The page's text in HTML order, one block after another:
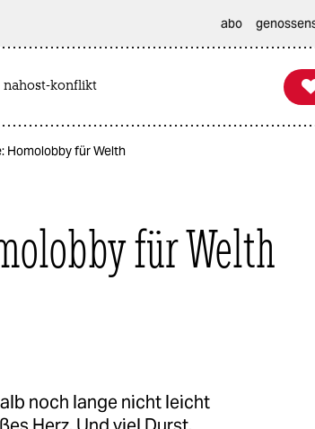
abo
nahost-konflikt
Homolobby für Welth
für Welth
noch lange nicht leicht